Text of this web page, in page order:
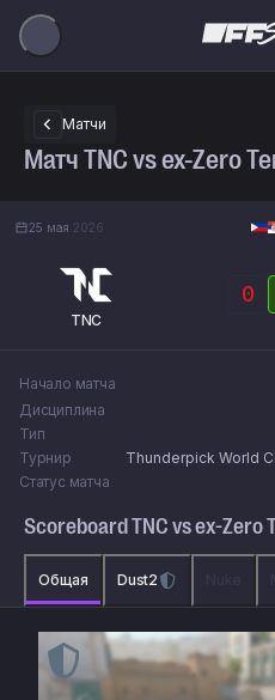
Матчи
Матч TNC vs ex-Zero
25 мая 2026
TNC
0
Начало матча
Дисциплина
Тип
Турнир
Thunderpick World
Статус матча
Scoreboard TNC vsex-Zero
Общая Dust2